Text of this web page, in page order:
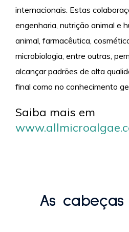
internacionais. Estas
engenharia, nutrição animal e
animal, farmacêutica,
microbiologia, entre outras,
alcançar padrões de alta
final como no conhecimento
Saiba mais em
As